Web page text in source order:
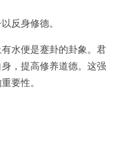
反身修德。
水便是蹇卦的卦象。君
，提高修养道德。这强
要性。